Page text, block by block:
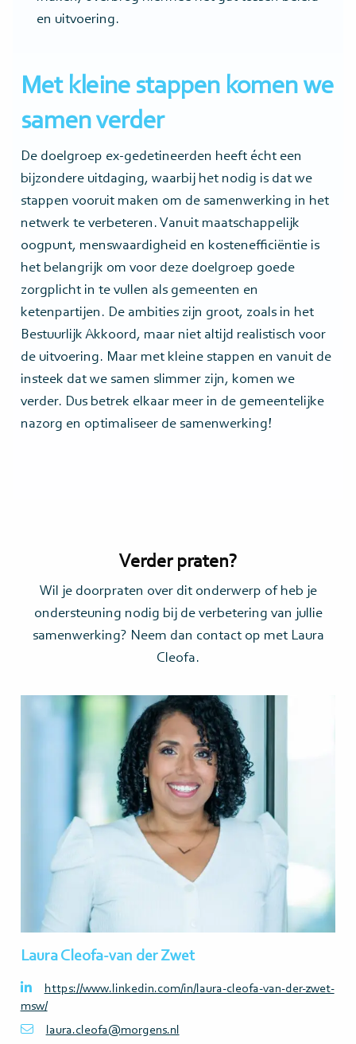
en uitvoering.
Met kleine stappen komen we
samen verder
De doelgroep ex-gedetineerden heeft écht een
bijzondere uitdaging, waarbij het nodig is dat we
stappen vooruit maken om de samenwerking in het
netwerk te verbeteren. Vanuit maatschappelijk
oogpunt, menswaardigheid en kostenefficiëntie is
het belangrijk om voor deze doelgroep goede
zorgplicht in te vullen als gemeenten en
ketenpartijen. De ambities zijn groot, zoals in het
Bestuurlijk Akkoord, maar niet altijd realistisch voor
de uitvoering. Maar met kleine stappen en vanuit de
insteek dat we samen slimmer zijn, komen we
verder. Dus betrek elkaar meer in de gemeentelijke
nazorg en optimaliseer de samenwerking!
Verder praten?
Wil je doorpraten over dit onderwerp of heb je
ondersteuning nodig bij de verbetering van jullie
samenwerking? Neem dan contact op met Laura
Cleofa.
Laura Cleofa-van der Zwet
https://www.linkedin.com/in/laura-cleofa-van-der-zwet-
msw/
laura.cleofa@morgens.nl